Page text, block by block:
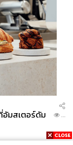
11095/1204
not-giving-up
stance
football/premier-
transfer-ne
football/transfer
latest-dortmu
อัมสเตอร์ดัม ...